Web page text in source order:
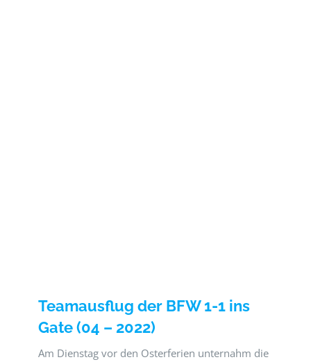
Teamausflug der BFW 1-1 ins
Gate (04 – 2022)
Am Dienstag vor den Osterferien unternahm die